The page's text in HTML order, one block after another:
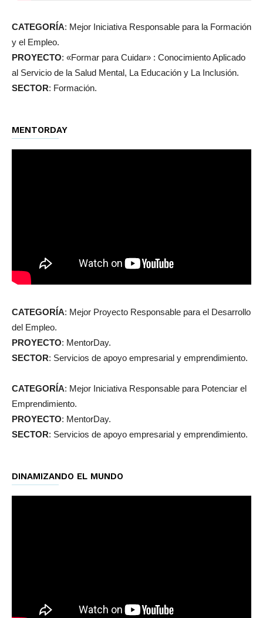
CATEGORÍA: Mejor Iniciativa Responsable para la Formación
y el Empleo.
PROYECTO: «Formar para Cuidar» : Conocimiento Aplicado
al Servicio de la Salud Mental, La Educación y La Inclusión.
SECTOR: Formación.
MENTORDAY
CATEGORÍA: Mejor Proyecto Responsable para el Desarrollo
del Empleo.
PROYECTO: MentorDay.
SECTOR: Servicios de apoyo empresarial y emprendimiento.
CATEGORÍA: Mejor Iniciativa Responsable para Potenciar el
Emprendimiento.
PROYECTO: MentorDay.
SECTOR: Servicios de apoyo empresarial y emprendimiento.
DINAMIZANDO EL MUNDO